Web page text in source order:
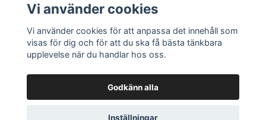
Vi använder cookies
Vi använder cookies för att anpassa det innehåll som
visas för dig och för att du ska få bästa tänkbara
upplevelse när du handlar hos oss.
Godkänn alla
Inställningar